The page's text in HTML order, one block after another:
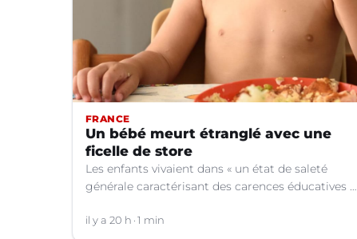
FRANCE
Un bébé meurt étranglé avec une
ficelle de store
Les enfants vivaient dans « un état de saleté
générale caractérisant des carences éducatives »,
il y a 20 h 1 min